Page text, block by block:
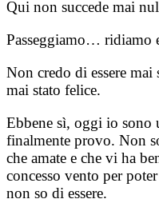
Qui non succede mai
Passeggiamo… ridiamo
Non credo di essere
mai stato felice.
Ebbene sì, oggi io sono
finalmente provo. Non
che amate e che vi ha
concesso vento per
non so di essere.